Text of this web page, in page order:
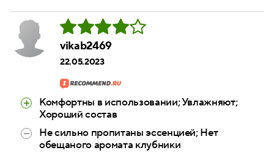
vikab2469
22.05.2023
Комфортны в использовании; Увлажняют;
Хороший состав
Не сильно пропитаны эссенцией; Нет
обещаного аромата клубники